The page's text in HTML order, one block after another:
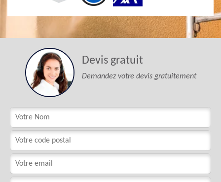
Devis gratuit
Demandez votre devis gratuitement